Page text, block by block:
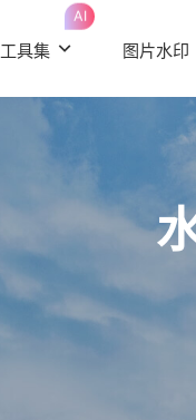
工具集
AI
图片水印